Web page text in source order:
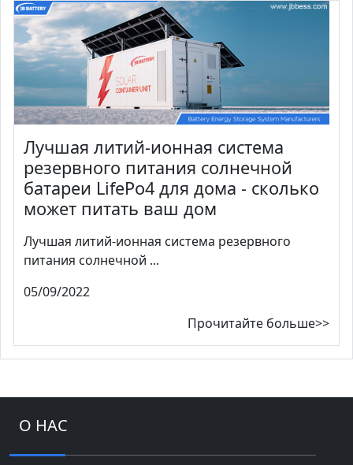
Лучшая литий-ионная система
резервного питания солнечной
батареи LifePo4 для дома - сколько
может питать ваш дом
Лучшая литий-ионная система резервного
питания солнечной ...
05/09/2022
Прочитайте больше>>
О НАС